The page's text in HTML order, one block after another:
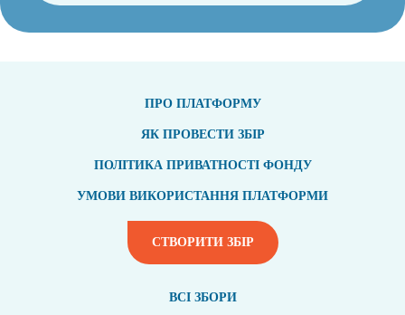
ПРО ПЛАТФОРМУ
ЯК ПРОВЕСТИ ЗБІР
ПОЛІТИКА ПРИВАТНОСТІ ФОНДУ
УМОВИ ВИКОРИСТАННЯ ПЛАТФОРМИ
СТВОРИТИ ЗБІР
ВСI ЗБОРИ